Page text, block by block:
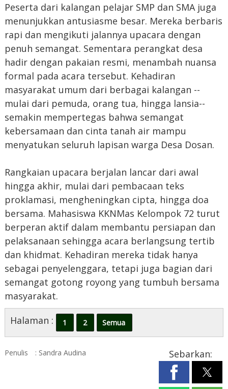
Peserta dari kalangan pelajar SMP dan SMA juga
menunjukkan antusiasme besar. Mereka berbaris
rapi dan mengikuti jalannya upacara dengan
penuh semangat. Sementara perangkat desa
hadir dengan pakaian resmi, menambah nuansa
formal pada acara tersebut. Kehadiran
masyarakat umum dari berbagai kalangan --
mulai dari pemuda, orang tua, hingga lansia--
semakin mempertegas bahwa semangat
kebersamaan dan cinta tanah air mampu
menyatukan seluruh lapisan warga Desa Dosan.
Rangkaian upacara berjalan lancar dari awal
hingga akhir, mulai dari pembacaan teks
proklamasi, mengheningkan cipta, hingga doa
bersama. Mahasiswa KKNMas Kelompok 72 turut
berperan aktif dalam membantu persiapan dan
pelaksanaan sehingga acara berlangsung tertib
dan khidmat. Kehadiran mereka tidak hanya
sebagai penyelenggara, tetapi juga bagian dari
semangat gotong royong yang tumbuh bersama
masyarakat.
Halaman :
1 2 Semua
Penulis : Sandra Audina Sebarkan: